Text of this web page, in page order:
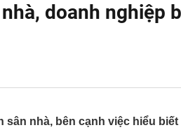
giấu kín suốt 15 năm trên iPhone
gốc trước khi sử dụng
đi học trở lại của học sinh 34 tỉnh, thành
hầu như món nào cũng có hành lá?
doanh nghiệp
nhà, bên cạnh việc hiểu